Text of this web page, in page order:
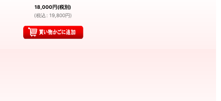
18,000円(税別)
(税込 : 19,800円)